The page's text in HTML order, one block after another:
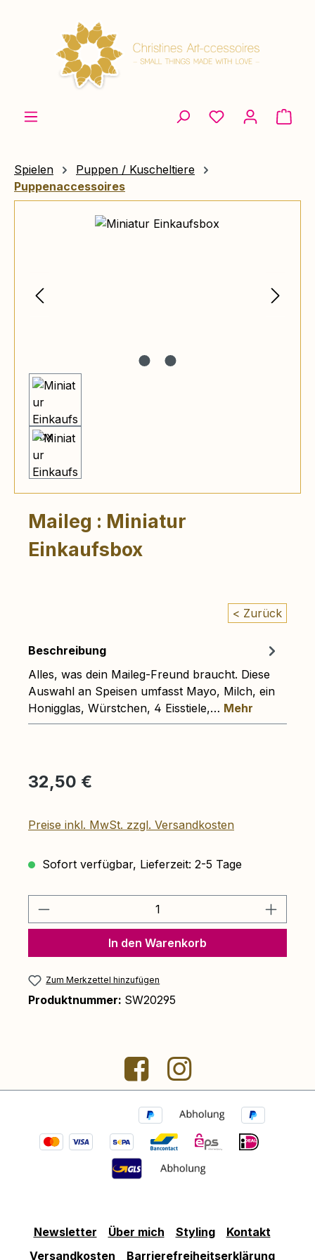
Spielen
Puppen / Kuscheltiere
Puppenaccessoires
Bildergalerie überspringen
Maileg : Miniatur
Einkaufsbox
< Zurück
Beschreibung
Alles, was dein Maileg-Freund braucht. Diese
Auswahl an Speisen umfasst Mayo, Milch, ein
Honigglas, Würstchen, 4 Eisstiele,… Mehr
Regulärer Preis:
32,50 €
Preise inkl. MwSt. zzgl. Versandkosten
Sofort verfügbar, Lieferzeit: 2-5 Tage
Produkt Anzahl: Gib den
In den Warenkorb
Zum Merkzettel hinzufügen
Produktnummer: SW20295
Newsletter Über mich Styling
Kontakt
Versandkosten
Barrierefreiheitserklärung